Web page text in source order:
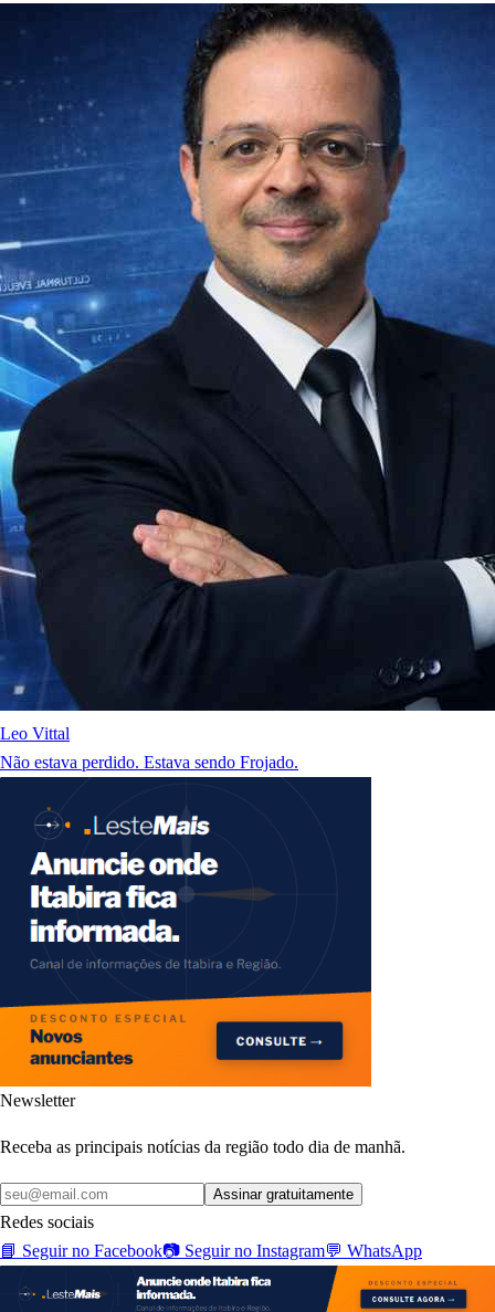
Leo Vittal
Não estava perdido. Estava sendo Frojado.
Newsletter
Receba as principais notícias da região todo dia de manhã.
Assinar gratuitamente
Redes sociais
📘 Seguir no Facebook📷 Seguir no Instagram💬 WhatsApp